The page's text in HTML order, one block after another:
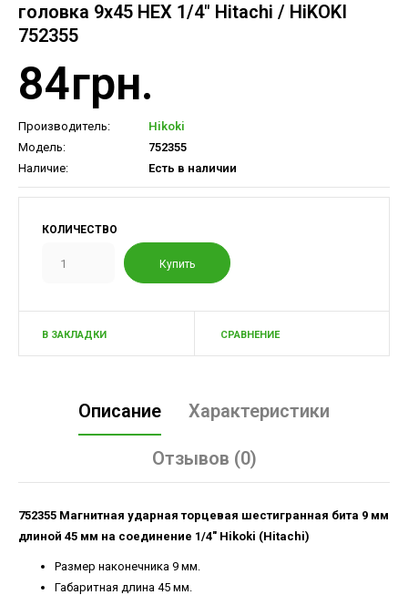
головка 9x45 HEX 1/4" Hitachi / HiKOKI
752355
84грн.
Производитель:
Hikoki
Модель:
752355
Наличие:
Есть в наличии
КОЛИЧЕСТВО
В ЗАКЛАДКИ СРАВНЕНИЕ
Описание Характеристики
Отзывов (0)
752355 Магнитная ударная торцевая шестигранная бита 9 мм
длиной 45 мм на соединение 1/4" Hikoki (Hitachi)
Размер наконечника 9 мм.
Габаритная длина 45 мм.